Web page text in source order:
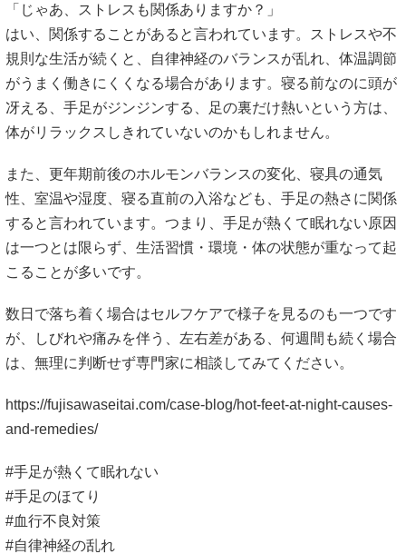
「じゃあ、ストレスも関係ありますか？」
はい、関係することがあると言われています。ストレスや不
規則な生活が続くと、自律神経のバランスが乱れ、体温調節
がうまく働きにくくなる場合があります。寝る前なのに頭が
冴える、手足がジンジンする、足の裏だけ熱いという方は、
体がリラックスしきれていないのかもしれません。
また、更年期前後のホルモンバランスの変化、寝具の通気
性、室温や湿度、寝る直前の入浴なども、手足の熱さに関係
すると言われています。つまり、手足が熱くて眠れない原因
は一つとは限らず、生活習慣・環境・体の状態が重なって起
こることが多いです。
数日で落ち着く場合はセルフケアで様子を見るのも一つです
が、しびれや痛みを伴う、左右差がある、何週間も続く場合
は、無理に判断せず専門家に相談してみてください。
https://fujisawaseitai.com/case-blog/hot-feet-at-night-causes-
and-remedies/
#手足が熱くて眠れない
#手足のほてり
#血行不良対策
#自律神経の乱れ